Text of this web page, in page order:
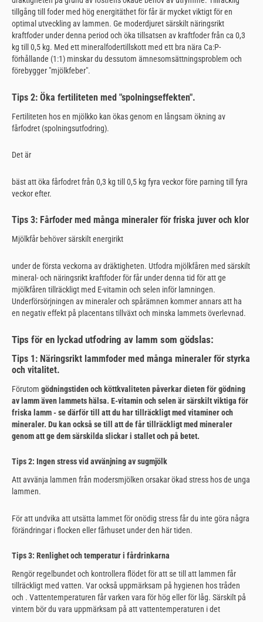
tillgång till foder med hög energitäthet för får är mycket viktigt för en
optimal utveckling av lammen. Ge moderdjuret särskilt näringsrikt
kraftfoder under denna period och öka tillsatsen av kraftfoder från ca 0,3
kg till 0,5 kg. Med ett mineralfodertillskott med ett bra nära Ca:P-
förhållande (1:1) minskar du dessutom ämnesomsättningsproblem och
förebygger "mjölkfeber".
Tips 2: Öka fertiliteten med "spolningseffekten".
Fertiliteten hos en mjölkko kan ökas genom en långsam ökning av
fårfodret (spolningsutfodring).
Det är
bäst att öka fårfodret från 0,3 kg till 0,5 kg fyra veckor före parning till fyra
veckor efter.
Tips 3: Fårfoder med många mineraler för friska juver och klor
Mjölkfår behöver särskilt energirikt
under de första veckorna av dräktigheten. Utfodra mjölkfåren med särskilt
mineral- och näringsrikt kraftfoder för får under denna tid för att ge
mjölkfåren tillräckligt med E-vitamin och selen inför lamningen.
Underförsörjningen av mineraler och spårämnen kommer annars att ha
en negativ effekt på placentans tillväxt och minska lammets överlevnad.
Tips för en lyckad utfodring av lamm som gödslas:
Tips 1: Näringsrikt lammfoder med många mineraler för styrka
och vitalitet.
Förutom gödningstiden och köttkvaliteten påverkar dieten för gödning
av lamm även lammets hälsa. E-vitamin och selen är särskilt viktiga för
friska lamm - se därför till att du har tillräckligt med vitaminer och
mineraler. Du kan också se till att de får tillräckligt med mineraler
genom att ge dem särskilda slickar i stallet och på betet.
Tips 2: Ingen stress vid avvänjning av sugmjölk
Att avvänja lammen från modersmjölken orsakar ökad stress hos de unga
lammen.
För att undvika att utsätta lammet för onödig stress får du inte göra några
förändringar i flocken eller fårhuset under den här tiden.
Tips 3: Renlighet och temperatur i fårdrinkarna
Rengör regelbundet och kontrollera flödet för att se till att lammen får
tillräckligt med vatten. Var också uppmärksam på hygienen hos tråden
och . Vattentemperaturen får varken vara för hög eller för låg. Särskilt på
vintern bör du vara uppmärksam på att vattentemperaturen i det